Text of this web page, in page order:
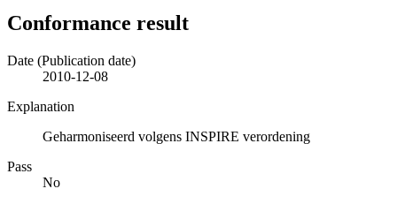
Conformance result
Date (Publication date)
2010-12-08
Explanation
Geharmoniseerd volgens INSPIRE verordening
Pass
No